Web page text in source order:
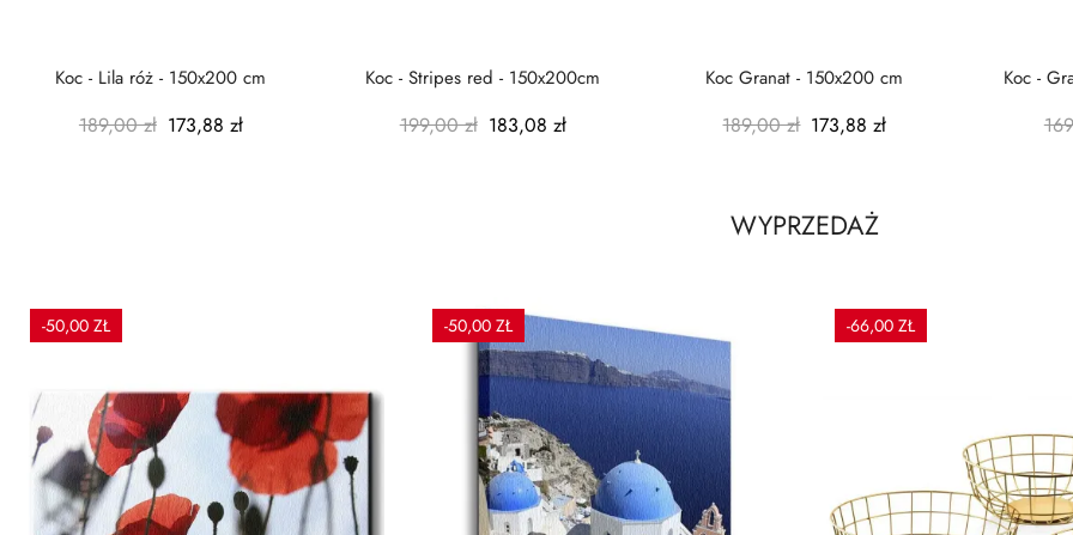
Koc - Lila róż - 150x200 cm
189,00 zł 173,88 zł
Koc - Stripes red - 150x200cm
199,00 zł 183,08 zł
Koc Granat - 150x200 cm
189,00 zł 173,88 zł
Koc -
WYPRZEDAŻ
-50,00 ZŁ -50,00 ZŁ -66,00 ZŁ